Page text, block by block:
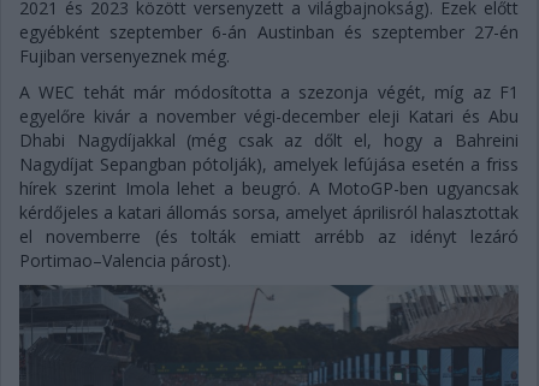
2021 és 2023 között versenyzett a világbajnokság). Ezek előtt
egyébként szeptember 6-án Austinban és szeptember 27-én
Fujiban versenyeznek még.
A WEC tehát már módosította a szezonja végét, míg az F1
egyelőre kivár a november végi-december eleji Katari és Abu
Dhabi Nagydíjakkal (még csak az dőlt el, hogy a Bahreini
Nagydíjat Sepangban pótolják), amelyek lefújása esetén a friss
hírek szerint Imola lehet a beugró. A MotoGP-ben ugyancsak
kérdőjeles a katari állomás sorsa, amelyet áprilisról halasztottak
el novemberre (és tolták emiatt arrébb az idényt lezáró
Portimao–Valencia párost).